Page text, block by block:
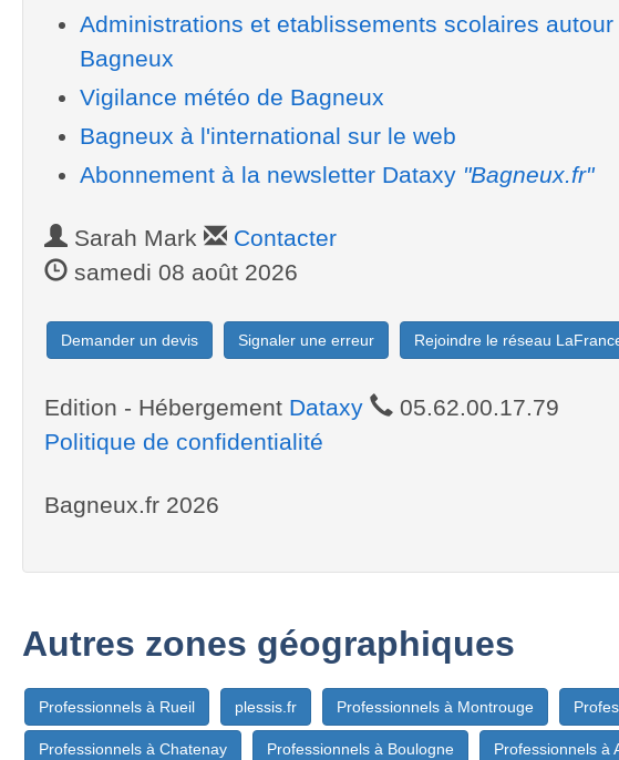
Administrations et etablissements scolaires autour
Bagneux
Vigilance météo de Bagneux
Bagneux à l'international sur le web
Abonnement à la newsletter Dataxy "Bagneux.fr"
Sarah Mark
Contacter
samedi 08 août 2026
Demander un devis Signaler une erreur Rejoindre le réseau
Edition - Hébergement Dataxy
05.62.00.17.79
Politique de confidentialité
Bagneux.fr 2026
Autres zones géographiques
Professionnels à Rueil plessis.fr Professionnels à Montrouge
Professionnels à Chatenay Professionnels à Boulogne Professionnels à